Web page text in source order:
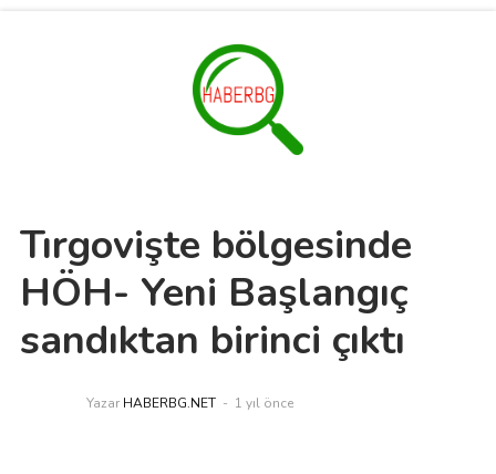
Tırgovişte bölgesinde
HÖH- Yeni Başlangıç
sandıktan birinci çıktı
Yazar HABERBG.NET 1 yıl önce